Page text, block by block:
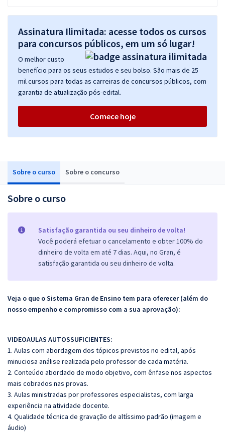
Sobre o curso Sobre o concurso
Sobre o curso
Satisfação garantida ou seu dinheiro de volta!
Você poderá efetuar o cancelamento e obter 100% do
dinheiro de volta em até 7 dias. Aqui, no Gran, é
satisfação garantida ou seu dinheiro de volta.
Veja o que o Sistema Gran de Ensino tem para oferecer (além do
nosso empenho e compromisso com a sua aprovação):
VIDEOAULAS AUTOSSUFICIENTES:
1. Aulas com abordagem dos tópicos previstos no edital, após
minuciosa análise realizada pelo professor de cada matéria.
2. Conteúdo abordado de modo objetivo, com ênfase nos aspectos
mais cobrados nas provas.
3. Aulas ministradas por professores especialistas, com larga
experiência na atividade docente.
4. Qualidade técnica de gravação de altíssimo padrão (imagem e
áudio)
Assinatura Ilimitada: acesse todos os cursos
para concursos públicos, em um só lugar!
O melhor custo
benefício para os seus estudos e seu bolso. São mais de 25
mil cursos para todas as carreiras de concursos públicos, com
garantia de atualização pós-edital.
Comece hoje